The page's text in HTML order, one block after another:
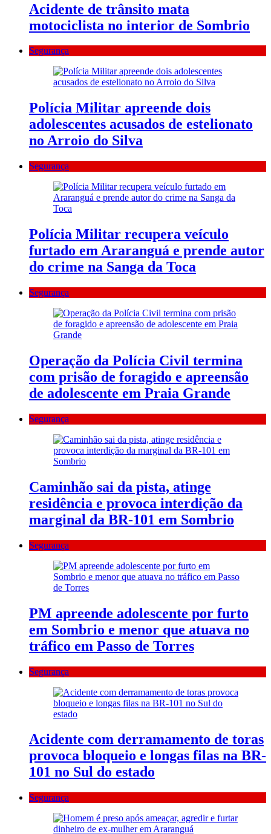
Acidente de trânsito mata
motociclista no interior de Sombrio
Segurança
Polícia Militar apreende dois
adolescentes acusados de estelionato
no Arroio do Silva
Segurança
Polícia Militar recupera veículo
furtado em Araranguá e prende autor
do crime na Sanga da Toca
Segurança
Operação da Polícia Civil termina
com prisão de foragido e apreensão
de adolescente em Praia Grande
Segurança
Caminhão sai da pista, atinge
residência e provoca interdição da
marginal da BR-101 em Sombrio
Segurança
PM apreende adolescente por furto
em Sombrio e menor que atuava no
tráfico em Passo de Torres
Segurança
Acidente com derramamento de toras
provoca bloqueio e longas filas na BR-
101 no Sul do estado
Segurança